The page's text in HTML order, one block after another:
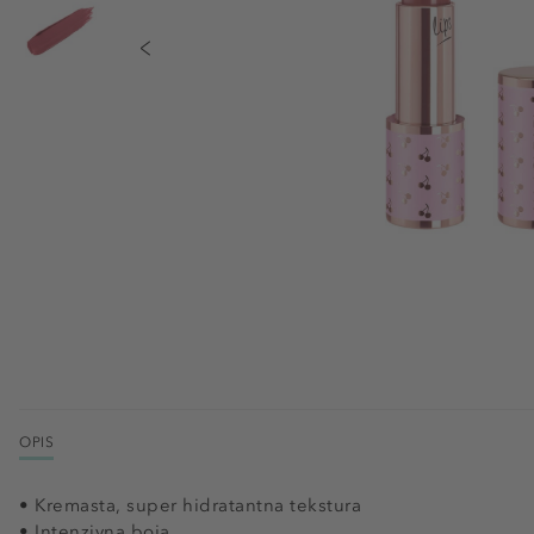
OPIS
• Kremasta, super hidratantna tekstura